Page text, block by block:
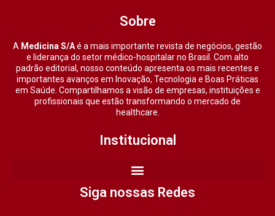
Sobre
A Medicina S/Aé a mais importante revista de negócios, gestão
e liderança do setor médico-hospitalar no Brasil. Com alto
padrão editorial, nosso conteúdo apresenta os mais recentes e
importantes avanços em Inovação, Tecnologia e Boas Práticas
em Saúde. Compartilhamos a visão de empresas, instituições e
profissionais que estão transformando o mercado de
healthcare.
Institucional
Siga nossas Redes